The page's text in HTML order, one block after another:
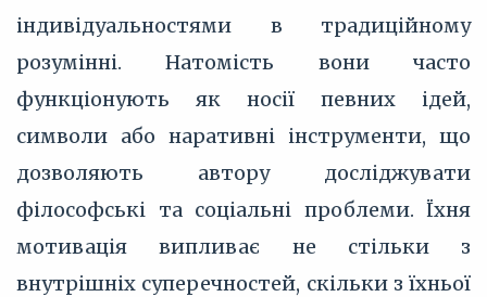
індивідуальностями в традиційному
розумінні. Натомість вони часто
функціонують як носії певних ідей,
символи або наративні інструменти, що
дозволяють автору досліджувати
філософські та соціальні проблеми. Їхня
мотивація випливає не стільки з
внутрішніх суперечностей, скільки з їхньої